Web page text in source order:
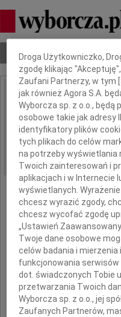
Nekrologi Odeszli
IMIĘ I NAZWISKO:
REGION: Radom,
DATA EMISJI:
Z
Dbamy o Twoją
Droga Użytkowniczko,
zgodę klikając
Zaufani Partnerzy, w tym [
jak również Agora S.A.
Wyborcza sp. z o.o.,
osobowe takie jak adresy
identyfikatory plików
tych plikach do celów
na potrzeby wyświetlania
Twoich zainteresowań i
aplikacjach i w Internecie
wyświetlanych.
chcesz wyrazić zgody,
chcesz wycofać zgodę
„Ustawień
Twoje dane osobowe
celów badania i
funkcjonowania serwisów
dot. świadczonych Tobie
przetwarzania Twoich
Wyborcza sp. z o.o., jej
Zaufanych Partnerów,